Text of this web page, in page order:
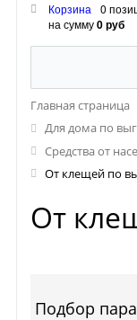
Корзина
0
на сумму0 руб
Главная страница
Для дома по
Средства от
От клещей по
От
Подбор